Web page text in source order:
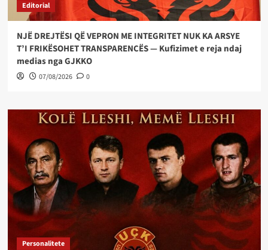
Editorial
NJË DREJTËSI QË VEPRON ME INTEGRITET NUK KA ARSYE
T’I FRIKËSOHET TRANSPARENCËS — Kufizimet e reja ndaj
medias nga GJKKO
07/08/2026 0
Personalitete